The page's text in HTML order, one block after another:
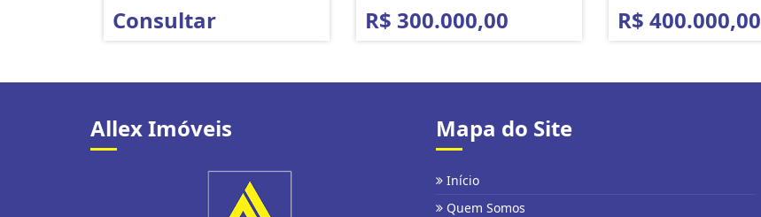
Consultar R$ 300.000,00 R$ 400.000,00
Allex Imóveis Mapa do Site
Início
Quem Somos